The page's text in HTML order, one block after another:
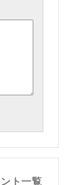
ト一覧